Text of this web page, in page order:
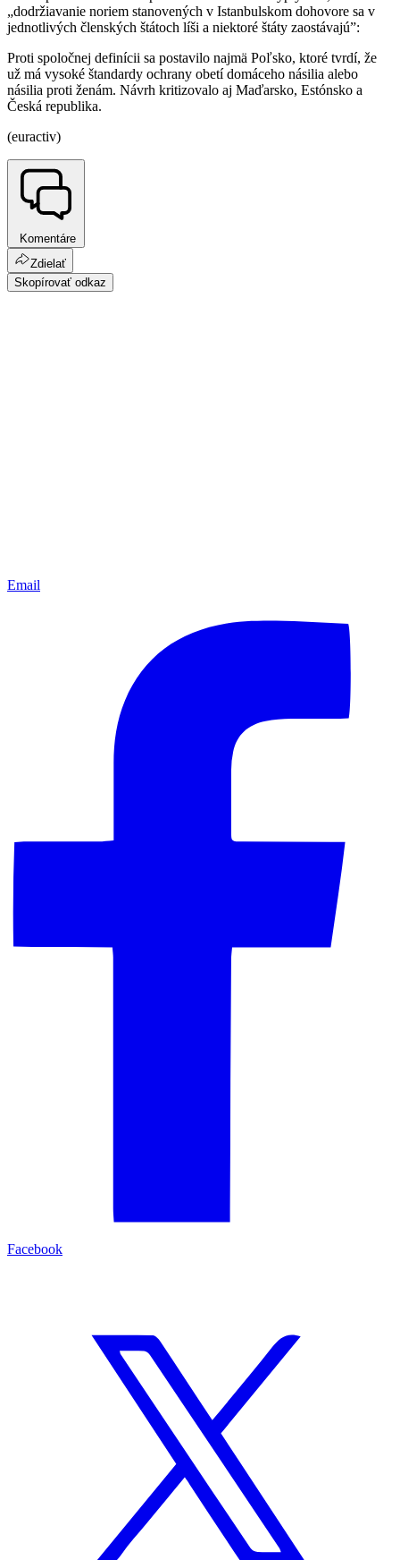
„dodržiavanie noriem stanovených v Istanbulskom dohovore sa v
jednotlivých členských štátoch líši a niektoré štáty zaostávajú”:
Proti spoločnej definícii sa postavilo najmä Poľsko, ktoré tvrdí, že
už má vysoké štandardy ochrany obetí domáceho násilia alebo
násilia proti ženám. Návrh kritizovalo aj Maďarsko, Estónsko a
Česká republika.
(euractiv)
Komentáre
Zdielať
Skopírovať odkaz
Email
Facebook